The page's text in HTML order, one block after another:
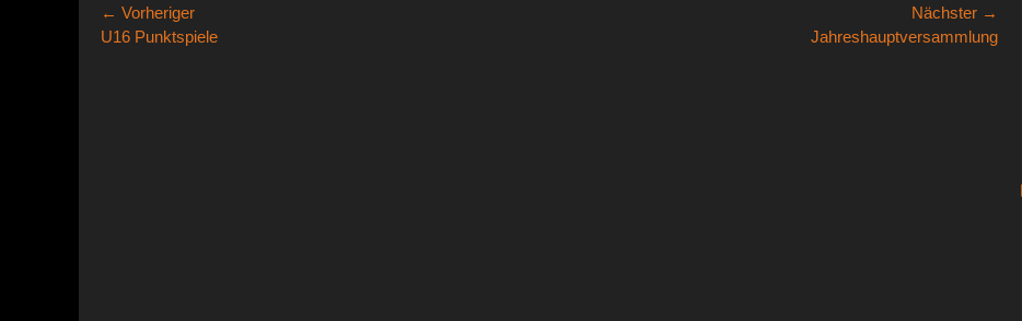
Beitragsnavigation
← Vorheriger
Vorheriger
U16 Punktspiele
Nächster →
Jahreshauptversammlung